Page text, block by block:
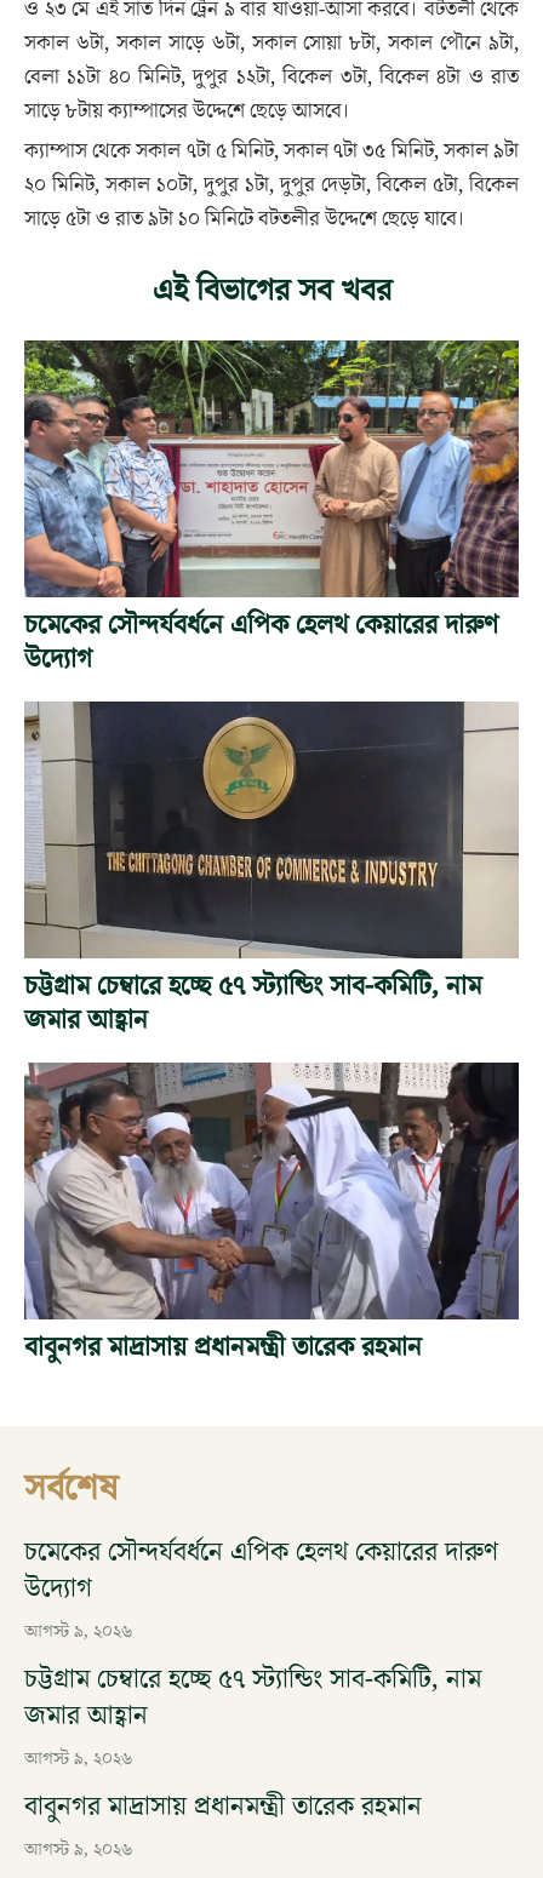
ও ২৩ মে এই সাত দিন ট্রেন ৯ বার যাওয়া-আসা করবে। বটতলী থেকে
সকাল ৬টা, সকাল সাড়ে ৬টা, সকাল সোয়া ৮টা, সকাল পৌনে ৯টা,
বেলা ১১টা ৪০ মিনিট, দুপুর ১২টা, বিকেল ৩টা, বিকেল ৪টা ও রাত
সাড়ে ৮টায় ক্যাম্পাসের উদ্দেশে ছেড়ে আসবে।
ক্যাম্পাস থেকে সকাল ৭টা ৫ মিনিট, সকাল ৭টা ৩৫ মিনিট, সকাল ৯টা
২০ মিনিট, সকাল ১০টা, দুপুর ১টা, দুপুর দেড়টা, বিকেল ৫টা, বিকেল
সাড়ে ৫টা ও রাত ৯টা ১০ মিনিটে বটতলীর উদ্দেশে ছেড়ে যাবে।
এই বিভাগের সব খবর
চমেকের সৌন্দর্যবর্ধনে এপিক হেলথ কেয়ারের দারুণ
উদ্যোগ
চট্টগ্রাম চেম্বারে হচ্ছে ৫৭ স্ট্যান্ডিং সাব-কমিটি, নাম
জমার আহ্বান
বাবুনগর মাদ্রাসায় প্রধানমন্ত্রী তারেক রহমান
সর্বশেষ
চমেকের সৌন্দর্যবর্ধনে এপিক হেলথ কেয়ারের দারুণ
উদ্যোগ
আগস্ট ৯, ২০২৬
চট্টগ্রাম চেম্বারে হচ্ছে ৫৭ স্ট্যান্ডিং সাব-কমিটি, নাম
জমার আহ্বান
আগস্ট ৯, ২০২৬
বাবুনগর মাদ্রাসায় প্রধানমন্ত্রী তারেক রহমান
আগস্ট ৯, ২০২৬